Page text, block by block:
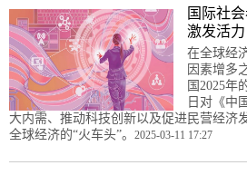
国际社
激发活
在全球经
因素增多
国2025年
日对《中
大内需、推动科技创新以及促进民营经济
全球经济的“火车头”。 2025-03-11 17:27